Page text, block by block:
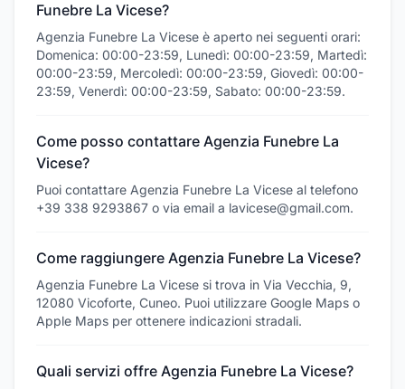
Funebre La Vicese?
Agenzia Funebre La Vicese è aperto nei seguenti orari:
Domenica: 00:00-23:59, Lunedì: 00:00-23:59, Martedì:
00:00-23:59, Mercoledì: 00:00-23:59, Giovedì: 00:00-
23:59, Venerdì: 00:00-23:59, Sabato: 00:00-23:59.
Come posso contattare Agenzia Funebre La
Vicese?
Puoi contattare Agenzia Funebre La Vicese al telefono
+39 338 9293867 o via email a lavicese@gmail.com.
Come raggiungere Agenzia Funebre La Vicese?
Agenzia Funebre La Vicese si trova in Via Vecchia, 9,
12080 Vicoforte, Cuneo. Puoi utilizzare Google Maps o
Apple Maps per ottenere indicazioni stradali.
Quali servizi offre Agenzia Funebre La Vicese?